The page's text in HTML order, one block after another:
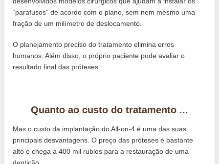
“parafusos” de acordo com o plano, sem nem mesmo uma
fração de um milímetro de deslocamento.
O planejamento preciso do tratamento elimina erros
humanos. Além disso, o próprio paciente pode avaliar o
resultado final das próteses.
Quanto ao custo do tratamento ...
Mas o custo da implantação do All-on-4 é uma das suas
principais desvantagens. O preço das próteses é bastante
alto e chega a 400 mil rublos para a restauração de uma